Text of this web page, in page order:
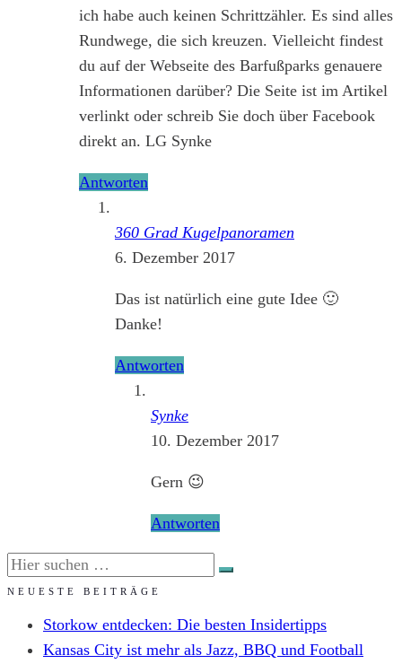
ich habe auch keinen Schrittzähler. Es sind alles
Rundwege, die sich kreuzen. Vielleicht findest
du auf der Webseite des Barfußparks genauere
Informationen darüber? Die Seite ist im Artikel
verlinkt oder schreib Sie doch über Facebook
direkt an. LG Synke
Antworten
360 Grad Kugelpanoramen
6. Dezember 2017
Das ist natürlich eine gute Idee 🙂
Danke!
Antworten
Synke
10. Dezember 2017
Gern 😉
Antworten
SUCHE
NACH:
NEUESTE BEITRÄGE
Storkow entdecken: Die besten Insidertipps
Kansas City ist mehr als Jazz, BBQ und Football